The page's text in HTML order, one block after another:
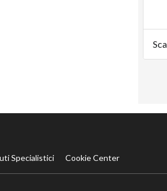
Specialistici Cookie Center